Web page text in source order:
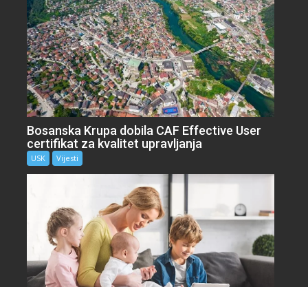
Bosanska Krupa dobila CAF Effective User
certifikat za kvalitet upravljanja
USK Vijesti